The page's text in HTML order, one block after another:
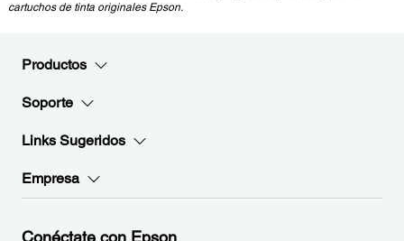
cartuchos de tinta originales Epson.
Productos
Soporte
Links Sugeridos
Empresa
Conéctate con Epson